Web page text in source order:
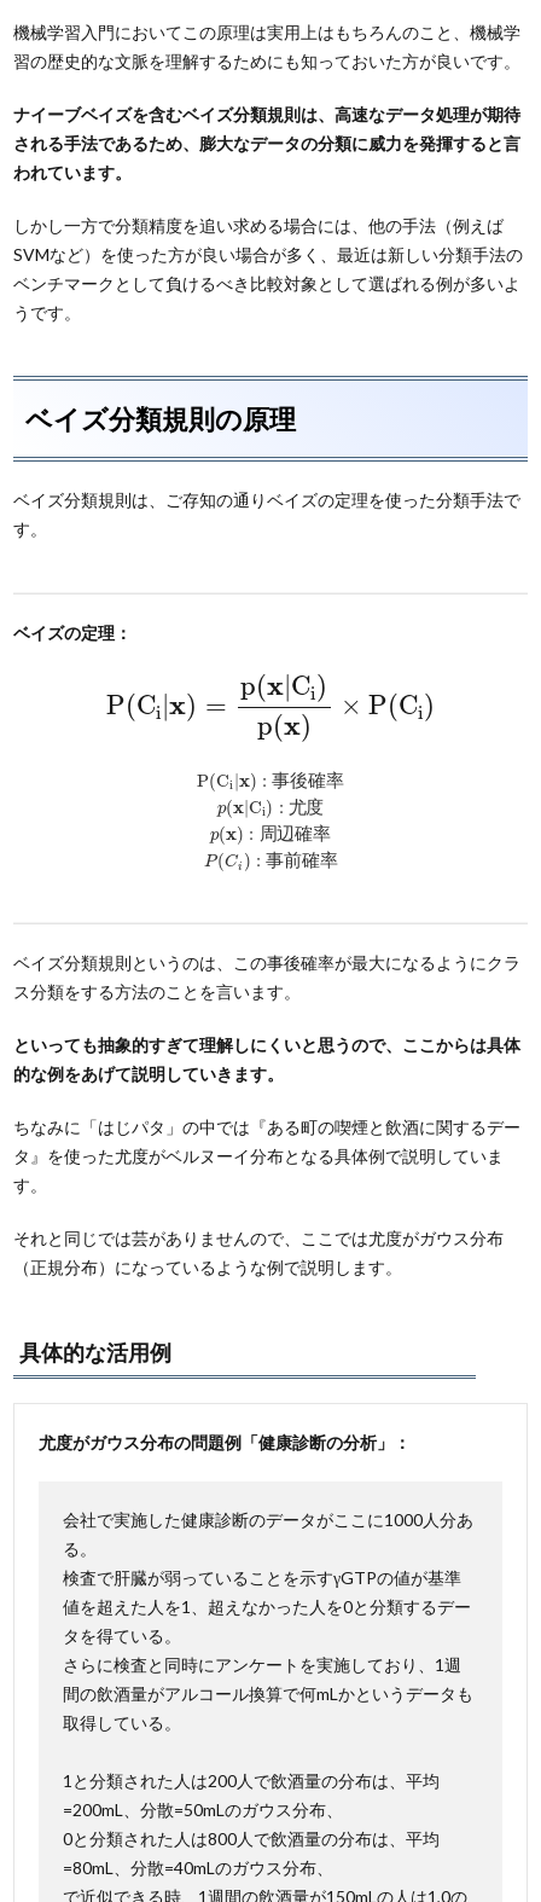
機械学習入門においてこの原理は実用上はもちろんのこと、機械学
習の歴史的な文脈を理解するためにも知っておいた方が良いです。
ナイーブベイズを含むベイズ分類規則は、高速なデータ処理が期待
される手法であるため、膨大なデータの分類に威力を発揮すると言
われています。
しかし一方で分類精度を追い求める場合には、他の手法（例えば
SVMなど）を使った方が良い場合が多く、最近は新しい分類手法の
ベンチマークとして負けるべき比較対象として選ばれる例が多いよ
うです。
ベイズ分類規則の原理
ベイズ分類規則は、ご存知の通りベイズの定理を使った分類手法で
す。
ベイズの定理：
P(Ci |x) =
p(x Ci)
p(x)
× P(Ci)
C )p( x
P(Ci |x) : 事後確率
P(Ci |x :事後確率
p(x| Ci) : 尤度
(x |Ci : 度
p(x) : 周辺確率
p( x ):周 辺確率
P(Ci ) : 事前確率
P(Ci) :事 前確率
ベイズ分類規則というのは、この事後確率が最大になるようにクラ
ス分類をする方法のことを言います。
といっても抽象的すぎて理解しにくいと思うので、ここからは具体
的な例をあげて説明していきます。
ちなみに「はじパタ」の中では『ある町の喫煙と飲酒に関するデー
タ』を使った尤度がベルヌーイ分布となる具体例で説明していま
す。
それと同じでは芸がありませんので、ここでは尤度がガウス分布
（正規分布）になっているような例で説明します。
具体的な活用例
尤度がガウス分布の問題例「健康診断の分析」：
会社で実施した健康診断のデータがここに1000人分あ
る。
検査で肝臓が弱っていることを示すγGTPの値が基準
値を超えた人を1、超えなかった人を0と分類するデー
タを得ている。
さらに検査と同時にアンケートを実施しており、1週
間の飲酒量がアルコール換算で何mLかというデータも
取得している。
1と分類された人は200人で飲酒量の分布は、平均
=200mL、分散=50mLのガウス分布、
0と分類された人は800人で飲酒量の分布は、平均
=80mL、分散=40mLのガウス分布、
で近似できる時、1週間の飲酒量が150mLの人は1,0の